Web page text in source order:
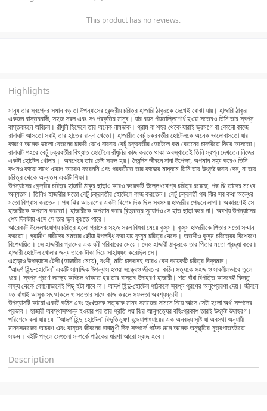
This product has no reviews.
Highlights
মানুষ তার স্বপ্নের সমান বড় তা উপন্যাসের কেন্দ্রীয় চরিত্র হাজারি ঠাকুরকে দেখেই বোঝা যায়। হাজারি ঠাকুর
একজন বাস্তববাদী, সহজ সরল এবং সৎ প্রকৃতির মানুষ। যার বয়স পঁয়তাল্লিশোর্ধ হওয়া সত্বেও তিনি তার স্বপ্ন
বাস্তবায়নে অবিচল। রাঁধুনি হিসেবে তার অনেক নামডাক। গ্রাম বা শহর থেকে যারাই ভ্রমণে বা কোনো কাজে
রানাঘাট আসতো সবাই তার হাতের রান্না খেতো। হাজারীও বেচুঁ চক্রবর্তীর হোটেলকে অনেক ভালোবাসতো যার
কারণে অনেক ভালো বেতনের চাকরি রেখে বারবার বেচুঁ চক্রবর্তীর হোটেলে কম বেতনের চাকরিতে ফিরে আসতো।
রানাঘাট শহরে বেচুঁ চক্রবর্তীর বিখ্যাত হোটেলে রাঁধুনির কাজ করতে থাকা অবস্থাতেই তিনি স্বপ্ন দেখতেন নিজের
একটা হোটেল খোলার। অবশেষে তার চেষ্টা সফল হয়। দৈনন্দিন জীবনে নানা উপেক্ষা, অপমান সহ্য করেও তিনি
কখনও কারো সাথে খারাপ আচরণ করেননি এবং পরবর্তীতে তার কাজের মাধ্যমে তিনি তার উৎকৃষ্ট জবাব দেন, যা তার
চরিত্র থেকে অন্যতম একটি শিক্ষা।
উপন্যাসের কেন্দ্রীয় চরিত্র হাজারী ঠাকুর ছাড়াও আরও কয়েকটি উল্লেখযোগ্য চরিত্র রয়েছে, পদ্ম ঝি তাদের মধ্যে
অন্যতম। তিনিও হাজারীর মতো বেচুঁ চক্রবর্তীর হোটেলে কাজ করতেন। বেচুঁ চক্রবর্তী পদ্ম ঝির সব কথা অন্ধের
মতো বিশ্বাস করতেন। পদ্ম ঝির আচরণের একটা বিশেষ দিক ছিল সবসময় হাজারীর পেছনে লাগা। অকারণেই সে
হাজারীকে অপমান করতো। হাজারীকে অপমান করার বিন্দুমাত্র সুযোগও সে হাত ছাড়া করে না। অবশ্য উপন্যাসের
শেষ দিকটায় এসে সে তার ভুল বুঝতে পারে।
আরেকটি উল্লেখযোগ্য চরিত্র হলো গ্রামের সহজ সরল বিধবা মেয়ে কুসুম। কুসুম হাজারীকে পিতার মতো সম্মান
করতো। গ্রামীণ নারীদের মমতার ছোঁয়া উপলব্ধি করা যায় কুসুম চরিত্র থেকে। অতশীও কুসুম চরিত্রের বিশেষণে
বিশেষায়িত। সে হাজারীর গ্রামের এক ধনী পরিবারের মেয়ে। সেও হাজারী ঠাকুরকে তার পিতার মতো শ্রদ্ধা করে।
হাজারী হোটেল খোলার জন্য তাকে টাকা দিয়ে সাহায্যও করেছিল সে।
এছাড়াও উপন্যাসে টেপী (হাজারীর মেয়ে), বংশী, মতি চাকরসহ আরও বেশ কয়েকটি চরিত্র বিদ্যমান।
“আদর্শ হিন্দু-হোটেল” একটি সামাজিক উপন্যাস হওয়া সত্ত্বেও জীবনের কঠিন সত্যকে সহজ ও সাবলীলভাবে তুলে
ধরে। স্বপ্ন পূরণে লক্ষ্যে অবিচল থাকতে হয় তার বাস্তব উদাহরণ হাজারী। শত বাঁধা বিপত্তি আসবেই কিন্তু
লক্ষ্য থেকে কোনোভাবেই পিছু হটা যাবে না। আদর্শ হিন্দু-হোটেল পাঠককে স্বপ্ন পূরণের অনুপ্রেরণা দেয়। জীবনে
যত বাঁধাই আসুক সৎ থাকলে ও সততার সাথে কাজ করলে সফলতা অবশ্যম্ভাবী।
উপন্যাসটি আরো একটি কঠিন এবং দুঃখজনক সত্যকে মানব সমাজের সামনে নিয়ে আসে সেটা হলো অর্থ-সম্পদের
প্রভাব। হাজারী অবস্থাসম্পন্ন হওয়ার পর তার প্রতি পদ্ম ঝির আনুগত্যের বহিঃপ্রকাশ তারই উৎকৃষ্ট উদাহরণ।
পরিশেষে বলা যায় যে- “আদর্শ হিন্দু-হোটেল” বিভূতিভূষণ বন্দ্যোপাধ্যায়ের এক অনবদ্য সৃষ্টি যা অবস্থা অনুযায়ী
মানবসমাজের আচরণ এবং বাস্তব জীবনের নানামুখী দিক সম্পর্কে পাঠক মনে অনেক অনুভূতির সূত্রপাতঘটাতে
সক্ষম। বইটি পড়লে সেগুলো সম্পর্কে পাঠকের ধারণা আরো স্বচ্ছ হবে।
Description